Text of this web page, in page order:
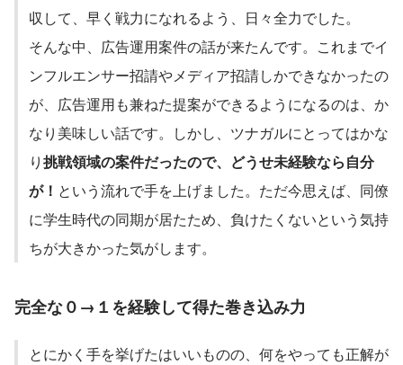
収して、早く戦力になれるよう、日々全力でした。
そんな中、広告運用案件の話が来たんです。これまでイ
ンフルエンサー招請やメディア招請しかできなかったの
が、広告運用も兼ねた提案ができるようになるのは、か
なり美味しい話です。しかし、ツナガルにとってはかな
り挑戦領域の案件だったので、どうせ未経験なら自分
が！ という流れで手を上げました。ただ今思えば、同僚
に学生時代の同期が居たため、負けたくないという気持
ちが大きかった気がします。
完全な０→１を経験して得た巻き込み力
とにかく手を挙げたはいいものの、何をやっても正解が